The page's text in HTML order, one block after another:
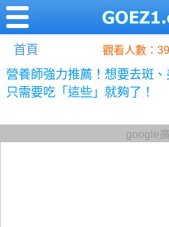
首頁 觀看人數：
營養師強力推薦！想要去斑、
只需要吃「這些」就夠了！
google